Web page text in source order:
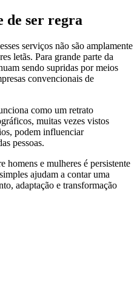
de ser regra
serviços não são amplamente
letãs. Para grande parte da
sendo supridas por meios
convencionais de
como um retrato
muitas vezes vistos
podem influenciar
pessoas.
homens e mulheres é persistente
ajudam a contar uma
adaptação e transformação